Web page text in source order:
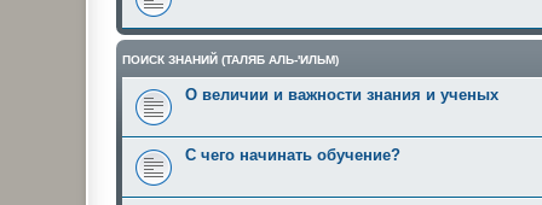
ПОИСК ЗНАНИЙ (ТАЛЯБ АЛЬ-'ИЛЬМ)
О величии и важности знания и ученых
С чего начинать обучение?